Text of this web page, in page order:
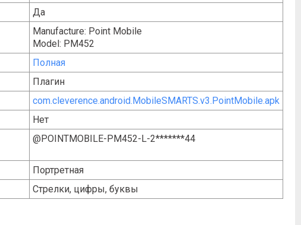
Да
Manufacture: Point Mobile
Model: PM452
Полная
Плагин
com.cleverence.android.MobileSMARTS.v3.PointMobile.apk
Нет
@POINTMOBILE-PM452-L-2*******44
Портретная
Стрелки, цифры, буквы